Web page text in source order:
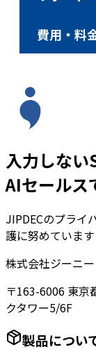
費用・料
入力しない
AIセールス
JIPDECのプライ
護に努めています
株式会社ジーニー
〒163-6006 東京
クタワー5/6F
製品につい